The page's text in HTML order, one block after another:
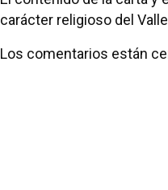
carácter religioso del
Los comentarios están